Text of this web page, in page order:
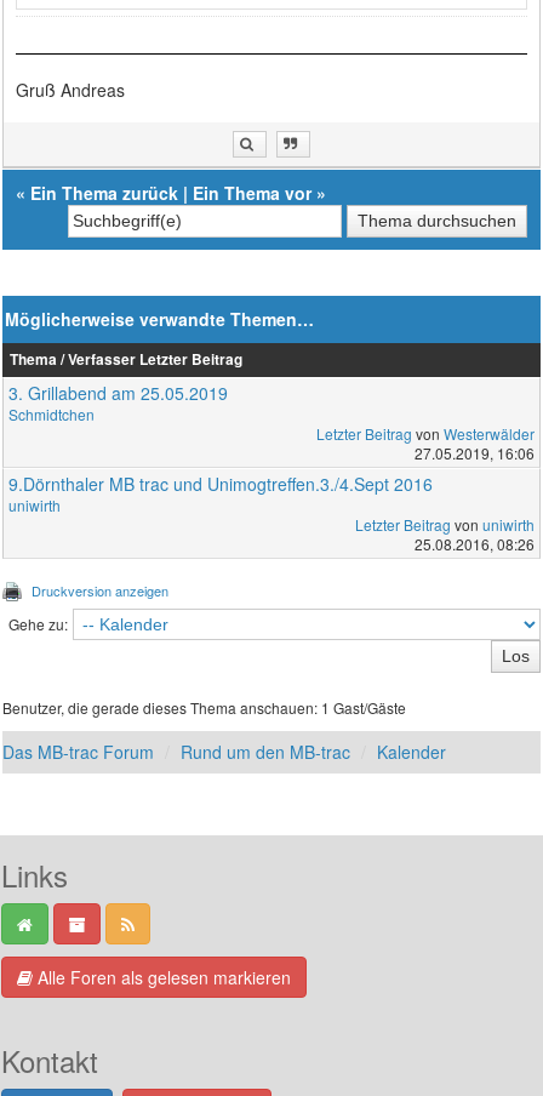
Gruß Andreas
« Ein Thema zurück | Ein Thema vor»
Möglicherweise verwandte Themen…
Thema / Verfasser Letzter Beitrag
3. Grillabend am 25.05.2019
Schmidtchen
Letzter Beitrag von Westerwälder
27.05.2019, 16:06
9.Dörnthaler MB trac und Unimogtreffen.3./4.Sept 2016
uniwirth
Letzter Beitrag von uniwirth
25.08.2016, 08:26
Druckversion anzeigen
Gehe zu:
Benutzer, die gerade dieses Thema anschauen: 1 Gast/Gäste
Das MB-trac Forum Rund um den MB-trac Kalender
Links
Alle Foren als gelesen markieren
Kontakt